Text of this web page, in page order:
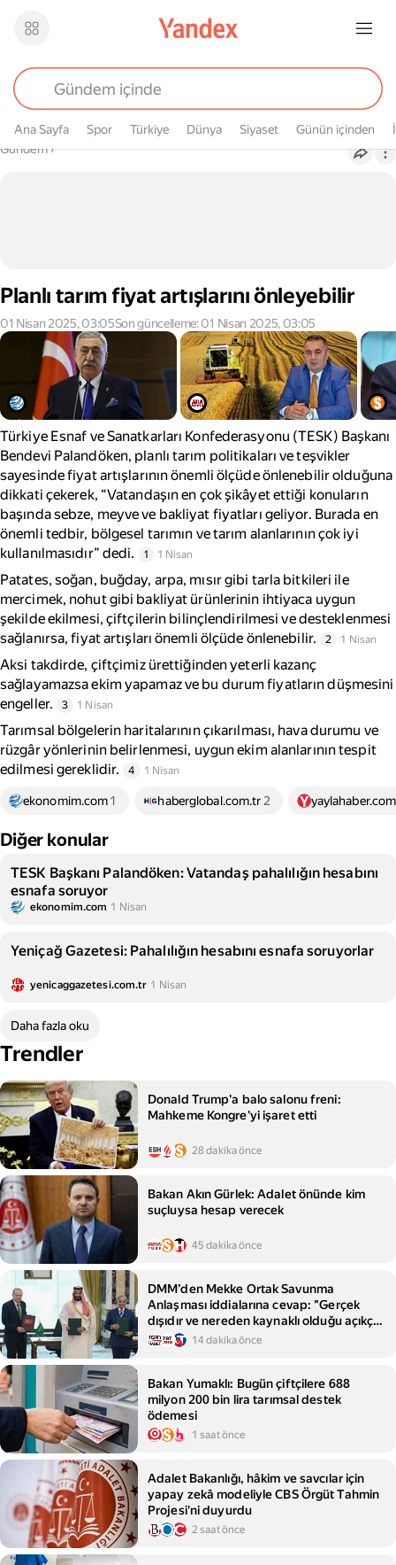
Ana Sayfa Spor Türkiye Dünya Siyaset Günün içinden
Buradasın
Gündem›
Planlı tarım fiyat artışlarını önleyebilir
01 Nisan 2025, 03:05Son güncelleme: 01 Nisan 2025, 03:05
Türkiye Esnaf ve Sanatkarları Konfederasyonu (TESK) Başkanı
Bendevi Palandöken, planlı tarım politikaları ve teşvikler
sayesinde fiyat artışlarının önemli ölçüde önlenebilir olduğuna
dikkati çekerek, “Vatandaşın en çok şikâyet ettiği konuların
başında sebze, meyve ve bakliyat fiyatları geliyor. Burada en
önemli tedbir, bölgesel tarımın ve tarım alanlarının çok iyi
kullanılmasıdır” dedi.
1 1 Nisan
Patates, soğan, buğday, arpa, mısır gibi tarla bitkileri ile
mercimek, nohut gibi bakliyat ürünlerinin ihtiyaca uygun
şekilde ekilmesi, çiftçilerin bilinçlendirilmesi ve desteklenmesi
sağlanırsa, fiyat artışları önemli ölçüde önlenebilir.
2 1 Nisan
Aksi takdirde, çiftçimiz ürettiğinden yeterli kazanç
sağlayamazsa ekim yapamaz ve bu durum fiyatların düşmesini
engeller.
3 1 Nisan
Tarımsal bölgelerin haritalarının çıkarılması, hava durumu ve
rüzgâr yönlerinin belirlenmesi, uygun ekim alanlarının tespit
edilmesi gereklidir.
4 1 Nisan
ekonomim.com1 haberglobal.com.tr 2
Diğer konular
TESK Başkanı Palandöken: Vatandaş pahalılığın hesabını
esnafa soruyor
ekonomim.com 1 Nisan
Yeniçağ Gazetesi: Pahalılığın hesabını esnafa soruyorlar
yenicaggazetesi.com.tr 1 Nisan
Daha fazla oku
Trendler
Donald Trump'a balo salonu freni:
Mahkeme Kongre'yi işaret etti
28 dakika önce
Bakan Akın Gürlek: Adalet önünde kim
suçluysa hesap verecek
45 dakika önce
DMM’den Mekke Ortak Savunma
Anlaşması iddialarına cevap: "Gerçek
dışıdır ve nereden kaynaklı olduğu açıkça
belli"
14 dakika önce
Bakan Yumaklı: Bugün çiftçilere 688
milyon 200 bin lira tarımsal destek
ödemesi
1 saat önce
Adalet Bakanlığı, hâkim ve savcılar için
yapay zekâ modeliyle CBS Örgüt Tahmin
Projesi'ni duyurdu
2 saat önce